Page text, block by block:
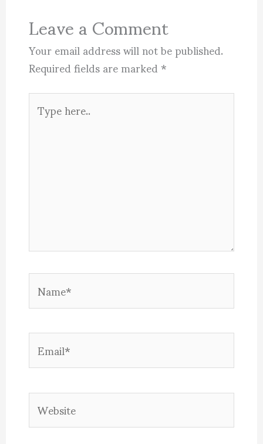
Leave a Comment
Your email address will not be published.
Required fields are marked*
Type
here..
Name*
Email*
Website